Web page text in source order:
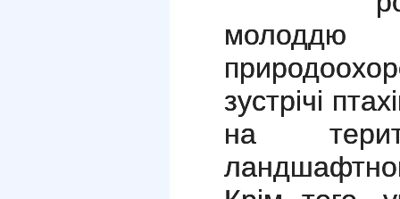
зустрічі
на